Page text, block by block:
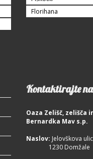
Florihana
Kontaktirajte
Oaza Zelišč, zelišča
Bernardka Mav s.p.
Naslov: Jelovškova
1230 Domžale